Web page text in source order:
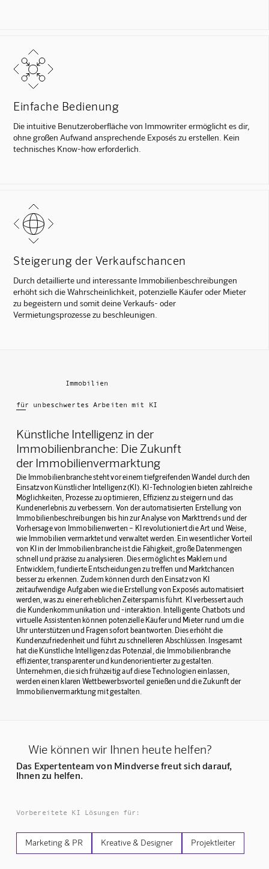
Einfache Bedienung
Die intuitive Benutzeroberfläche von Immowriter ermöglicht es dir,
ohne großen Aufwand ansprechende Exposés zu erstellen. Kein
technisches Know-how erforderlich.
Steigerung der Verkaufschancen
Durch detaillierte und interessante Immobilienbeschreibungen
erhöht sich die Wahrscheinlichkeit, potenzielle Käufer oder Mieter
zu begeistern und somit deine Verkaufs- oder
Vermietungsprozesse zu beschleunigen.
Immobilien
für unbeschwertes Arbeiten mit KI
Künstliche Intelligenz in der
Immobilienbranche: Die Zukunft
der Immobilienvermarktung
Die Immobilienbranche steht vor einem tiefgreifenden Wandel durch den
Einsatz von Künstlicher Intelligenz (KI). KI-Technologien bieten zahlreiche
Möglichkeiten, Prozesse zu optimieren, Effizienz zu steigern und das
Kundenerlebnis zu verbessern. Von der automatisierten Erstellung von
Immobilienbeschreibungen bis hin zur Analyse von Markttrends und der
Vorhersage von Immobilienwerten – KI revolutioniert die Art und Weise,
wie Immobilien vermarktet und verwaltet werden. Ein wesentlicher Vorteil
von KI in der Immobilienbranche ist die Fähigkeit, große Datenmengen
schnell und präzise zu analysieren. Dies ermöglicht es Maklern und
Entwicklern, fundierte Entscheidungen zu treffen und Marktchancen
besser zu erkennen. Zudem können durch den Einsatz von KI
zeitaufwendige Aufgaben wie die Erstellung von Exposés automatisiert
werden, was zu einer erheblichen Zeitersparnis führt. KI verbessert auch
die Kundenkommunikation und -interaktion. Intelligente Chatbots und
virtuelle Assistenten können potenzielle Käufer und Mieter rund um die
Uhr unterstützen und Fragen sofort beantworten. Dies erhöht die
Kundenzufriedenheit und führt zu schnelleren Abschlüssen. Insgesamt
hat die Künstliche Intelligenz das Potenzial, die Immobilienbranche
effizienter, transparenter und kundenorientierter zu gestalten.
Unternehmen, die sich frühzeitig auf diese Technologien einlassen,
werden einen klaren Wettbewerbsvorteil genießen und die Zukunft der
Immobilienvermarktung mit gestalten.
Wie können wir Ihnen heute helfen?
Das Expertenteam von Mindverse freut sich darauf,
Ihnen zu helfen.
Vorbereitete KI Lösungen für:
Marketing & PR Kreative & Designer Projektleiter